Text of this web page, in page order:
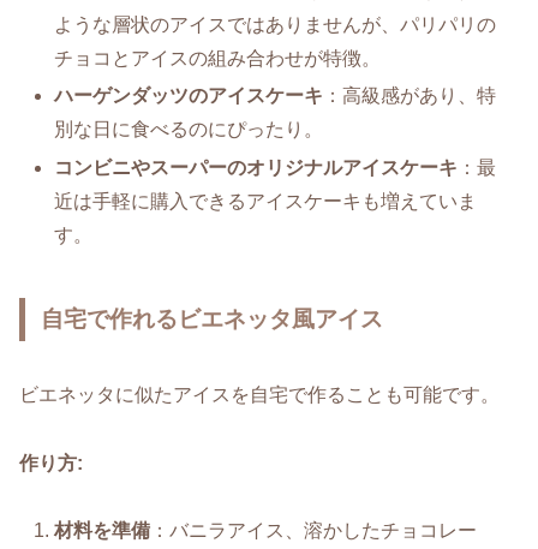
ような層状のアイスではありませんが、パリパリの
チョコとアイスの組み合わせが特徴。
ハーゲンダッツのアイスケーキ ：高級感があり、特
別な日に食べるのにぴったり。
コンビニやスーパーのオリジナルアイスケーキ ：最
近は手軽に購入できるアイスケーキも増えていま
す。
自宅で作れるビエネッタ風アイス
ビエネッタに似たアイスを自宅で作ることも可能です。
作り方:
材料を準備 ：バニラアイス、溶かしたチョコレー